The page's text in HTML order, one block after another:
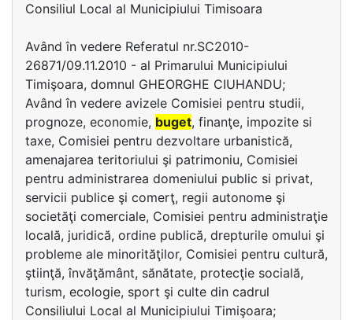
Consiliul Local al Municipiului Timisoara
Având în vedere Referatul nr.SC2010-
26871/09.11.2010 - al Primarului Municipiului
Timişoara, domnul GHEORGHE CIUHANDU;
Având în vedere avizele Comisiei pentru studii,
prognoze, economie, buget, finanţe, impozite si
taxe, Comisiei pentru dezvoltare urbanistică,
amenajarea teritoriului şi patrimoniu, Comisiei
pentru administrarea domeniului public si privat,
servicii publice şi comerţ, regii autonome şi
societăţi comerciale, Comisiei pentru administraţie
locală, juridică, ordine publică, drepturile omului şi
probleme ale minorităţilor, Comisiei pentru cultură,
ştiinţă, învăţământ, sănătate, protecţie socială,
turism, ecologie, sport şi culte din cadrul
Consiliului Local al Municipiului Timişoara;